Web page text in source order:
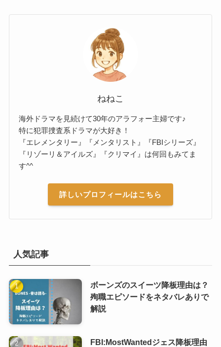
ねねこ
海外ドラマを見続けて30年のアラフォー主婦です♪
特に犯罪捜査系ドラマが大好き！
『エレメンタリー』『メンタリスト』『FBIシリーズ』
『リゾーリ＆アイルズ』『クリマイ』は何回もみてま
す^^
詳しいプロフィールはこちら
人気記事
ボーンズのスイーツ降板理由は？
殉職エピソードをネタバレありで
解説
FBI:MostWantedジェス降板理由